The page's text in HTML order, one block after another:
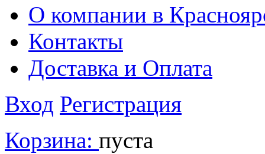
О компании в
Контакты
Доставка и Оплата
Вход Регистрация
Корзина: пуста